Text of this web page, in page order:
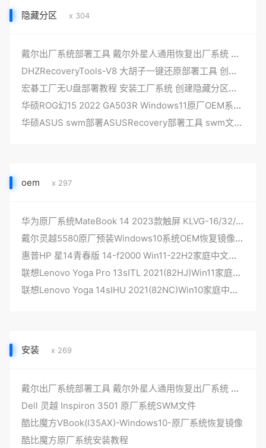
隐藏分区 x 304
戴尔出厂系统部署工具 戴尔外星人通用恢复出厂系统 DELLDHZ-V6更新
DHZRecoveryTools-V8 大胡子一键还原部署工具 创建本地一键还原正式版
宏碁工厂无U盘部署教程 安装工厂系统 创建隐藏分区和一键恢复功能
华硕ROG幻15 2022 GA503R Windows11原厂OEM系统 隐藏分区提取SWM镜像文件下载
华硕ASUS swm部署ASUSRecovery部署工具 swm文件部署 隐藏分区和一键还原
oem x 297
华为原厂系统MateBook 14 2023款触屏 KLVG-16/32/XX华为原厂WIN11系统华为OEM工厂版带F10智能还原
戴尔灵越5580原厂预装Windows10系统OEM恢复镜像带F12一键还原功能
惠普HP 星14青春版 14-f2000 Win11-22H2家庭中文版 原厂oem系统
联想Lenovo Yoga Pro 13sITL 2021(82HJ)Win11家庭中文版 原厂oem系统
联想Lenovo Yoga 14sIHU 2021(82NC)Win10家庭中文版 原厂oem系统
安装 x 269
戴尔出厂系统部署工具 戴尔外星人通用恢复出厂系统 DELLDHZ-V6更新
Dell 灵越 Inspiron 3501 原厂系统SWM文件
酷比魔方VBook(I35AX)-Windows10-原厂系统恢复镜像
酷比魔方原厂系统安装教程